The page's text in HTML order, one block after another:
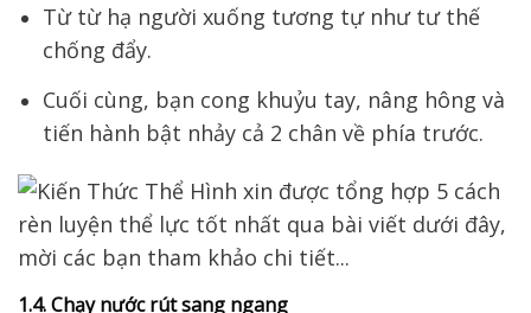
Từ từ hạ người xuống tương tự như tư thế
chống đẩy.
Cuối cùng, bạn cong khuỷu tay, nâng hông và
tiến hành bật nhảy cả 2 chân về phía trước.
1.4. Chạy nước rút sang ngang